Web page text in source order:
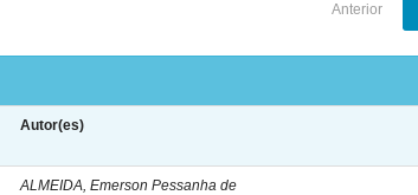
Anterior
Autor(es)
ALMEIDA, Emerson Pessanha de